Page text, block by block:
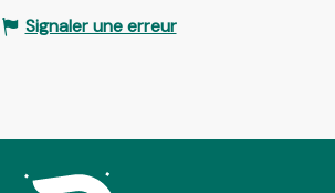
Signaler une erreur